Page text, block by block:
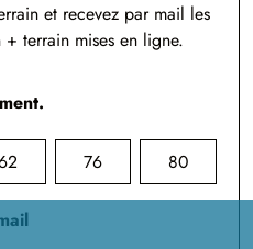
et recevez par mail les
terrain mises en ligne.
76 80